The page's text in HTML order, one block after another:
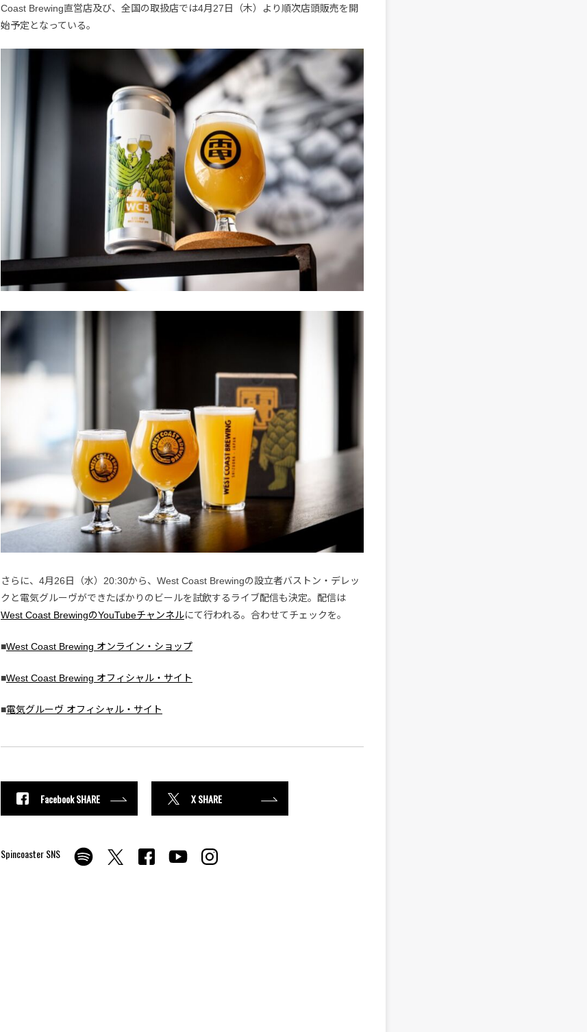
Coast Brewing直営店及び、全国の取扱店では4月27日（木）より順次店頭販売を開
始予定となっている。
さらに、4月26日（水）20:30から、West Coast Brewingの設立者バストン・デレッ
クと電気グルーヴができたばかりのビールを試飲するライブ配信も決定。配信は
West Coast BrewingのYouTubeチャンネルにて行われる。合わせてチェックを。
■West Coast Brewing オンライン・ショップ
■West Coast Brewing オフィシャル・サイト
■電気グルーヴ オフィシャル・サイト
Facebook SHARE X SHARE
Spincoaster SNS